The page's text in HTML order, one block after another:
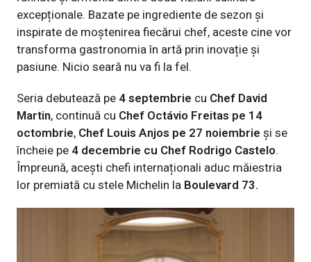
excepționale. Bazate pe ingrediente de sezon și
inspirate de moștenirea fiecărui chef, aceste cine vor
transforma gastronomia în artă prin inovație și
pasiune. Nicio seară nu va fi la fel.
Seria debutează pe 4 septembrie cu Chef David
Martin, continuă cu Chef Octávio Freitas pe 14
octombrie, Chef Louis Anjos pe 27 noiembrie și se
încheie pe 4 decembrie cu Chef Rodrigo Castelo.
Împreună, acești chefi internaționali aduc măiestria
lor premiată cu stele Michelin la Boulevard 73.